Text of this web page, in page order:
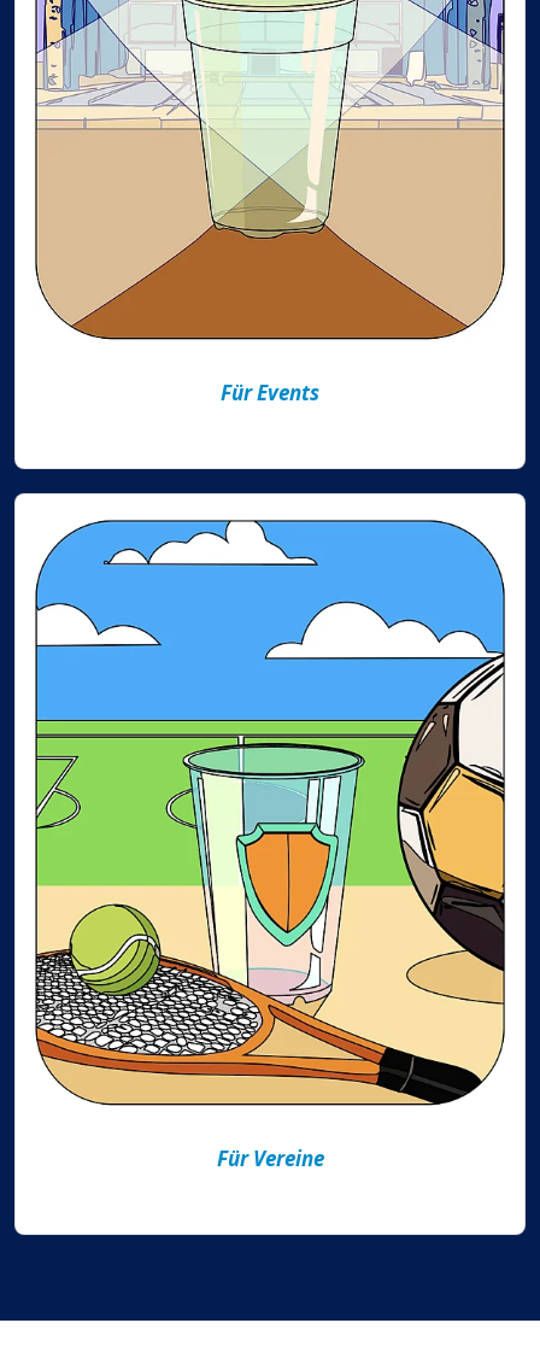
Für Events
Für Vereine